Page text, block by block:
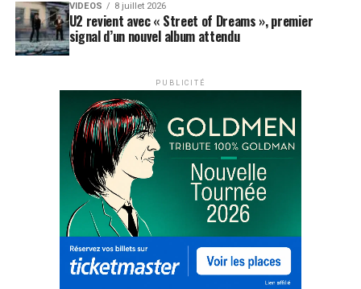
VIDEOS 8 juillet 2026
U2 revient avec « Street of Dreams », premier
signal d’un nouvel album attendu
PUBLICITÉ